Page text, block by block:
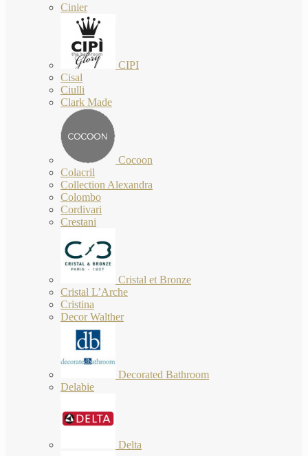
Cinier
CIPI
Cisal
Ciulli
Clark Made
Cocoon
Colacril
Collection Alexandra
Colombo
Cordivari
Crestani
Cristal et Bronze
Cristal L’Arche
Cristina
Decor Walther
Decorated Bathroom
Delabie
Delta